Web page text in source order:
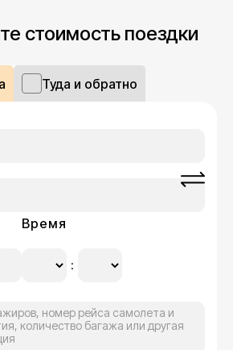
стоимость поездки
Туда и обратно
Время